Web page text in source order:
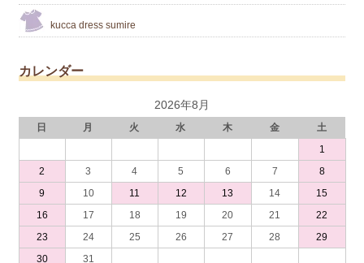
kucca dress sumire
カレンダー
2026年8月
日 月 火 水 木 金
土
1
2
3 4 5 6 7
8
9
10 11 12 13 14
15
16
17 18 19 20 21
22
23
24 25 26 27 28
29
30
31